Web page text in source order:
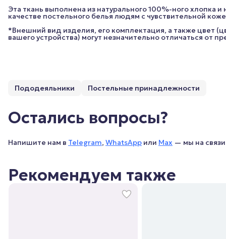
Эта ткань выполнена из натурального 100%-ного хлопка
качестве постельного белья людям с чувствительной
*Внешний вид изделия, его комплектация, а также цвет
вашего устройства) могут незначительно отличаться от
Пододеяльники Постельные принадлежности
Остались вопросы?
Напишите нам в Telegram, WhatsApp или Max — мы на
Рекомендуем также